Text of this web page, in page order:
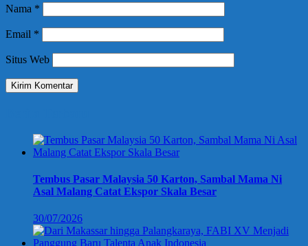
Nama *
Email *
Situs Web
Tembus Pasar Malaysia 50 Karton, Sambal Mama Ni
Asal Malang Catat Ekspor Skala Besar
30/07/2026